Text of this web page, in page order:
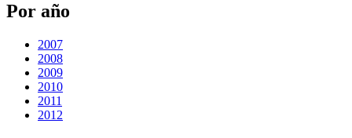
Por año
2007
2008
2009
2010
2011
2012